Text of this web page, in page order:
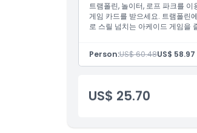
트램폴린, 놀이터, 로프 파크를
게임 카드를 받으세요. 트램폴린
로 스릴 넘치는 아케이드 게임을
Person:US$ 60.48US$ 58.97
US$ 25.70